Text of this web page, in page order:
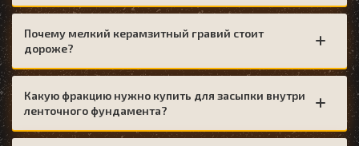
Почему мелкий керамзитный гравий стоит
дороже?
Какую фракцию нужно купить для засыпки внутри
ленточного фундамента?